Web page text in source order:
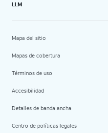
LLM
Mapa del sitio
Mapas de cobertura
Términos de uso
Accesibilidad
Detalles de banda ancha
Centro de políticas legales